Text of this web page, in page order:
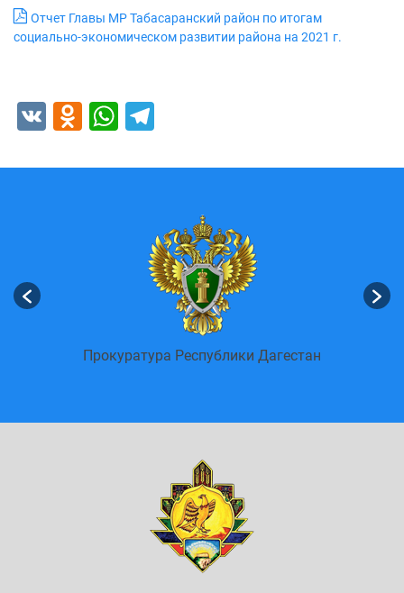
Отчет Главы МР Табасаранский район по итогам
социально-экономическом развитии района на 2021 г.
VK Odnoklassniki
WhatsApp
Прокуратура Республики Дагестан